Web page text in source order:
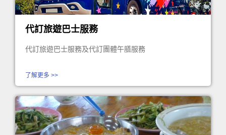
代訂旅遊巴士服務
代訂旅遊巴士服務及代訂團體午膳服務
了解更多 >>